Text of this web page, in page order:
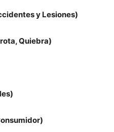
y Lesiones)
Quiebra)